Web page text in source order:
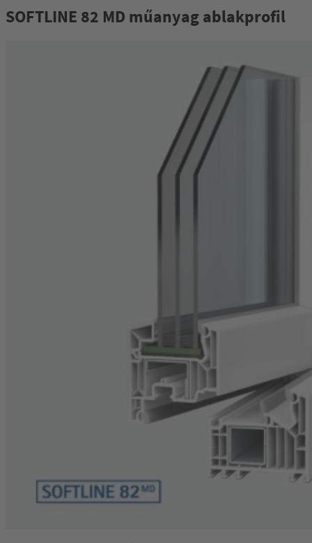
SOFTLINE 82 MD műanyag ablakprofil